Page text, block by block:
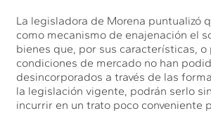
La legisladora de Morena puntualizó
como mecanismo de enajenación el
bienes que, por sus características, o
condiciones de mercado no han
desincorporados a través de las
la legislación vigente, podrán serlo
incurrir en un trato poco conveniente